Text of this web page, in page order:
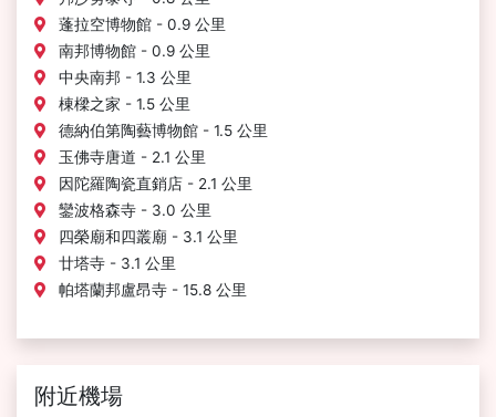
蓬拉空博物館 - 0.9 公里
南邦博物館 - 0.9 公里
中央南邦 - 1.3 公里
棟樑之家 - 1.5 公里
德納伯第陶藝博物館 - 1.5 公里
玉佛寺唐道 - 2.1 公里
因陀羅陶瓷直銷店 - 2.1 公里
鑾波格森寺 - 3.0 公里
四榮廟和四叢廟 - 3.1 公里
廿塔寺 - 3.1 公里
帕塔蘭邦盧昂寺 - 15.8 公里
附近機場